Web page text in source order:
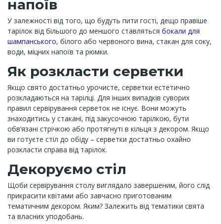
напоїв
У залежності від того, що будуть пити гості, дещо правіше
тарілок від більшого до меншого ставляться бокали для
шампанського, білого або червоного вина, стакан для соку,
води, міцних напоїв та рюмки.
Як розкласти серветки
Якщо свято достатньо урочисте, серветки естетично
розкладаються на тарілці. Для інших випадків суворих
правил сервірування серветок не існує. Вони можуть
знаходитись у стакані, під закусочною тарілкою, бути
обв’язані стрічкою або протягнуті в кільця з декором. Якщо
ви готуєте стіл до обіду – серветки достатньо охайно
розкласти справа від тарілок.
Декоруємо стіл
Щоби сервірування столу виглядало завершеним, його слід
прикрасити квітами або завчасно приготованим
тематичним декором. Яким? Залежить від тематики свята
та власних уподобань.